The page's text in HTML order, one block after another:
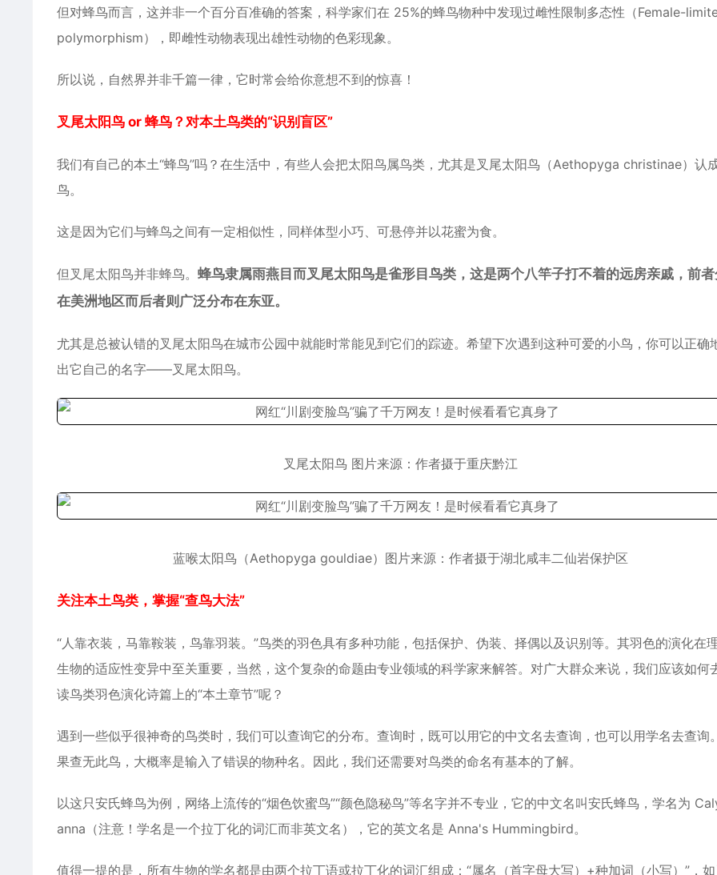
但对蜂鸟而言，这并非一个百分百准确的答案，科学家们在 25%的蜂鸟物种中发现过雌性限制多态性（Female-
polymorphism），即雌性动物表现出雄性动物的色彩现象。
所以说，自然界并非千篇一律，它时常会给你意想不到的惊喜！
叉尾太阳鸟 or 蜂鸟？对本土鸟类的“识别盲区”
我们有自己的本土“蜂鸟”吗？在生活中，有些人会把太阳鸟属鸟类，尤其是叉尾太阳鸟（Aethopyga christinae）认
鸟。
这是因为它们与蜂鸟之间有一定相似性，同样体型小巧、可悬停并以花蜜为食。
但叉尾太阳鸟并非蜂鸟。 蜂鸟隶属雨燕目而叉尾太阳鸟是雀形目鸟类，这是两个八竿子打不着的远房亲戚，前
在美洲地区而后者则广泛分布在东亚。
尤其是总被认错的叉尾太阳鸟在城市公园中就能时常能见到它们的踪迹。希望下次遇到这种可爱的小鸟，你可以正确
出它自己的名字——叉尾太阳鸟。
叉尾太阳鸟 图片来源：作者摄于重庆黔江
蓝喉太阳鸟（Aethopyga gouldiae）图片来源：作者摄于湖北咸丰二仙岩保护区
关注本土鸟类，掌握“查鸟大法”
“人靠衣装，马靠鞍装，鸟靠羽装。”鸟类的羽色具有多种功能，包括保护、伪装、择偶以及识别等。其羽色的演化在
生物的适应性变异中至关重要，当然，这个复杂的命题由专业领域的科学家来解答。对广大群众来说，我们应该如何
读鸟类羽色演化诗篇上的“本土章节”呢？
遇到一些似乎很神奇的鸟类时，我们可以查询它的分布。查询时，既可以用它的中文名去查询，也可以用学名去查询
果查无此鸟，大概率是输入了错误的物种名。因此，我们还需要对鸟类的命名有基本的了解。
以这只安氏蜂鸟为例，网络上流传的“烟色饮蜜鸟”“颜色隐秘鸟”等名字并不专业，它的中文名叫安氏蜂鸟，学名为
anna（注意！学名是一个拉丁化的词汇而非英文名），它的英文名是 Anna's Hummingbird。
值得一提的是，所有生物的学名都是由两个拉丁语或拉丁化的词汇组成：“属名（首字母大写）+种加词（小写）”，